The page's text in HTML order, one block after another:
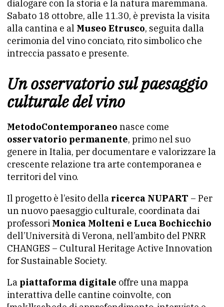
dialogare con la storia e la natura maremmana.
Sabato 18 ottobre, alle 11.30, è prevista la visita
alla cantina e al Museo Etrusco, seguita dalla
cerimonia del vino conciato, rito simbolico che
intreccia passato e presente.
Un osservatorio sul paesaggio
culturale del vino
MetodoContemporaneo nasce come
osservatorio permanente, primo nel suo
genere in Italia, per documentare e valorizzare la
crescente relazione tra arte contemporanea e
territori del vino.
Il progetto è l’esito della ricerca NUPART – Per
un nuovo paesaggio culturale, coordinata dai
professori Monica Molteni e Luca Bochicchio
dell’Università di Verona, nell’ambito del PNRR
CHANGES – Cultural Heritage Active Innovation
for Sustainable Society.
La piattaforma digitale offre una mappa
interattiva delle cantine coinvolte, con